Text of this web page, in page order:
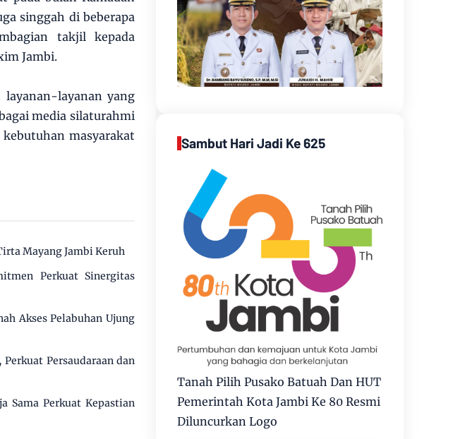
singgah di beberapa
takjil kepada
Jambi.
layanan-layanan yang
media silaturahmi
masyarakat
Mayang Jambi Keruh
Perkuat Sinergitas
Akses Pelabuhan Ujung
Persaudaraan dan
Sama Perkuat Kepastian
Sambut Hari Jadi Ke 625
Tanah Pilih Pusako Batuah Dan HUT
Pemerintah Kota Jambi Ke 80 Resmi
Diluncurkan Logo